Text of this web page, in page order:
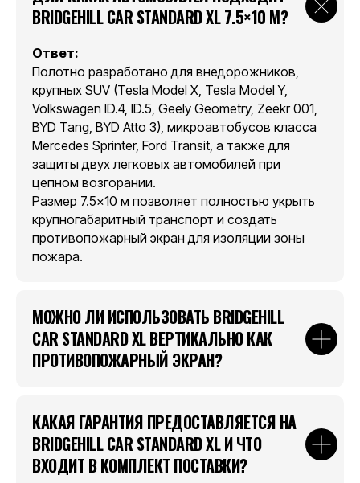
BRIDGEHILL CAR STANDARD XL 7.5×10 М?
Ответ:
Полотно разработано для внедорожников,
крупных SUV (Tesla Model X, Tesla Model Y,
Volkswagen ID.4, ID.5, Geely Geometry, Zeekr 001,
BYD Tang, BYD Atto 3), микроавтобусов класса
Mercedes Sprinter, Ford Transit, а также для
защиты двух легковых автомобилей при
цепном возгорании.
Размер 7.5×10 м позволяет полностью укрыть
крупногабаритный транспорт и создать
противопожарный экран для изоляции зоны
пожара.
МОЖНО ЛИ ИСПОЛЬЗОВАТЬ BRIDGEHILL
CAR STANDARD XL ВЕРТИКАЛЬНО КАК
ПРОТИВОПОЖАРНЫЙ ЭКРАН?
КАКАЯ ГАРАНТИЯ ПРЕДОСТАВЛЯЕТСЯ НА
BRIDGEHILL CAR STANDARD XL И ЧТО
ВХОДИТ В КОМПЛЕКТ ПОСТАВКИ?
Контакты